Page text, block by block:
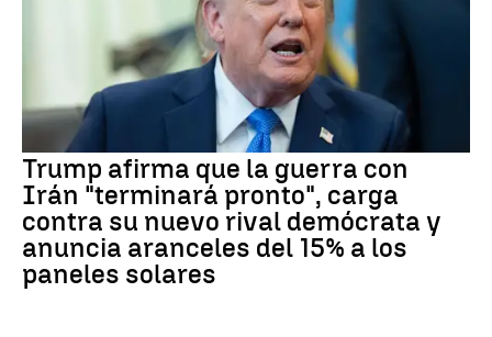
Trump afirma que la guerra con
Irán "terminará pronto", carga
contra su nuevo rival demócrata y
anuncia aranceles del 15% a los
paneles solares